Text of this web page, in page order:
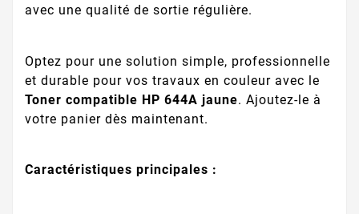
avec une qualité de sortie régulière.
Optez pour une solution simple, professionnelle
et durable pour vos travaux en couleur avec le
Toner compatible HP 644A jaune. Ajoutez-le à
votre panier dès maintenant.
Caractéristiques principales :